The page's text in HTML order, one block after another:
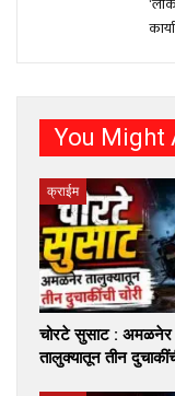
You Might
क्राईम
चोरटे सुसाट : अमळनेर
तालुक्यातून तीन